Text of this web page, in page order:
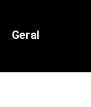
Geral